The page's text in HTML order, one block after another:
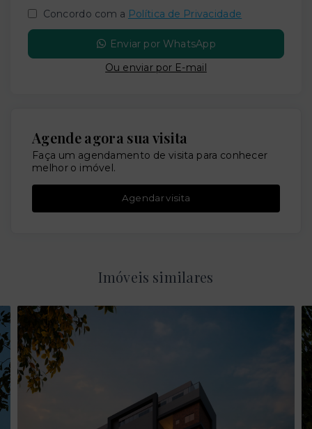
Concordo com a Política de Privacidade
Enviar por WhatsApp
Ou enviar por E-mail
Agende agora sua visita
Faça um agendamento de visita para conhecer
melhor o imóvel.
Agendar visita
Imóveis similares